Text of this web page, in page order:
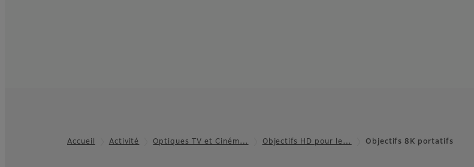
Accueil Activité Optiques TV et Ciném… Objectifs HD pour le… Objectifs 8K portatifs